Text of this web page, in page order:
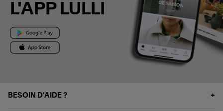
L'APP LULLI
BESOIN D'AIDE ?